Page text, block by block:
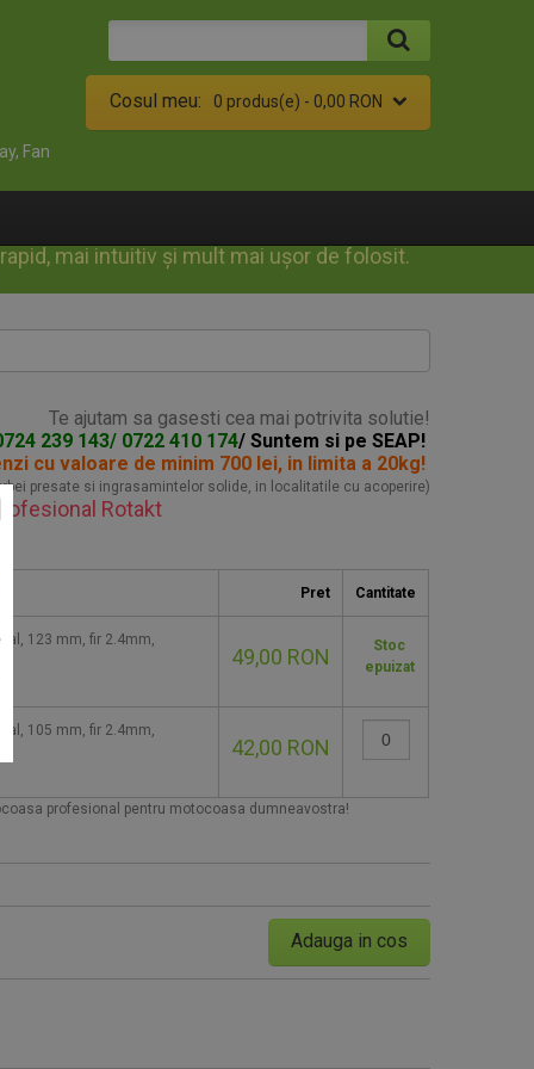
Cosul meu: 0 produs(e) - 0,00 RON
Fan
mai intuitiv și mult mai ușor de folosit.
Te ajutam sa gasesti cea mai potrivita solutie!
239 143/ 0722 410 174/ Suntem si pe SEAP!
cu valoare de minim 700 lei, in limita a 20kg!
presate si ingrasamintelor solide, in localitatile cu acoperire)
Rotakt
Pret Cantitate
123 mm, fir 2.4mm,
49,00 RON
Stoc
epuizat
105 mm, fir 2.4mm,
42,00 RON
profesional pentru motocoasa dumneavostra!
Adauga in cos
Seminte tomate Tomsk F1 1000